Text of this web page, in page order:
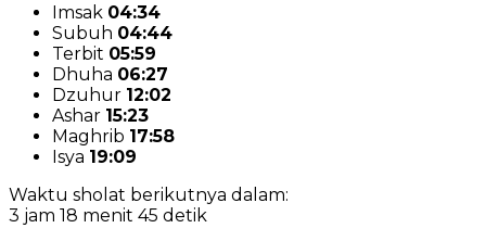
Imsak 04:34
Subuh 04:44
Terbit 05:59
Dhuha 06:27
Dzuhur 12:02
Ashar 15:23
Maghrib 17:58
Isya 19:09
Waktu sholat berikutnya dalam:
3 jam 18 menit 44 detik